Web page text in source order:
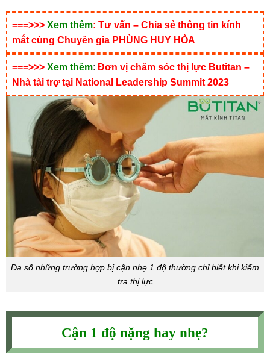
===>>> Xem thêm: Tư vấn – Chia sẻ thông tin kính
mắt cùng Chuyên gia PHÙNG HUY HÒA
===>>> Xem thêm: Đơn vị chăm sóc thị lực Butitan –
Nhà tài trợ tại National Leadership Summit 2023
Đa số những trường hợp bị cận nhẹ 1 độ thường chỉ biết khi kiểm
tra thị lực
Cận 1 độ nặng hay nhẹ?